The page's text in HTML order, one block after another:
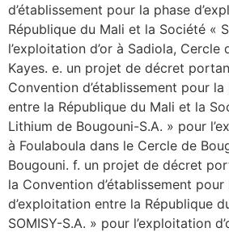
d’établissement pour la phase
République du Mali et la Société «
l’exploitation d’or à Sadiola, Cercle
Kayes. e. un projet de décret
Convention d’établissement pour
entre la République du Mali et la
Lithium de Bougouni-S.A. » pour
à Foulaboula dans le Cercle de
Bougouni. f. un projet de décret
la Convention d’établissement pour
d’exploitation entre la République
SOMISY-S.A. » pour l’exploitation